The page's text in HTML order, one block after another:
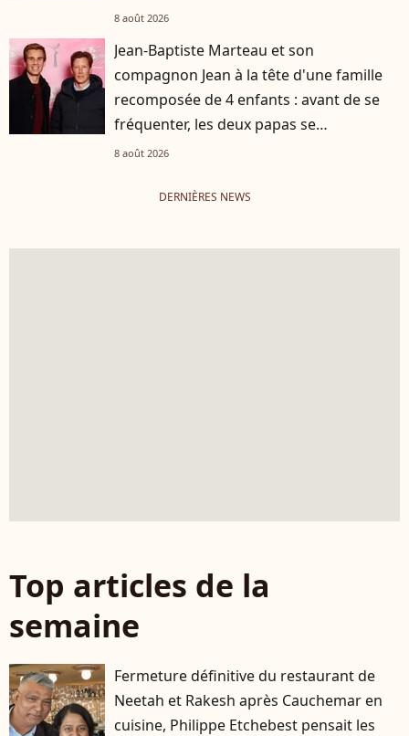
s'est occupée de tout
8 août 2026
Jean-Baptiste Marteau et son
compagnon Jean à la tête d'une famille
recomposée de 4 enfants : avant de se
fréquenter, les deux papas se
connaissaient depuis des années
8 août 2026
DERNIÈRES NEWS
Top articles de la
semaine
Fermeture définitive du restaurant de
Neetah et Rakesh après Cauchemar en
cuisine, Philippe Etchebest pensait les